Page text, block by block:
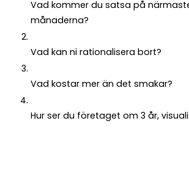
Vad kommer du satsa på
månaderna?
Vad kan ni rationalisera bort?
Vad kostar mer än det smakar?
Hur ser du företaget om 3 år,